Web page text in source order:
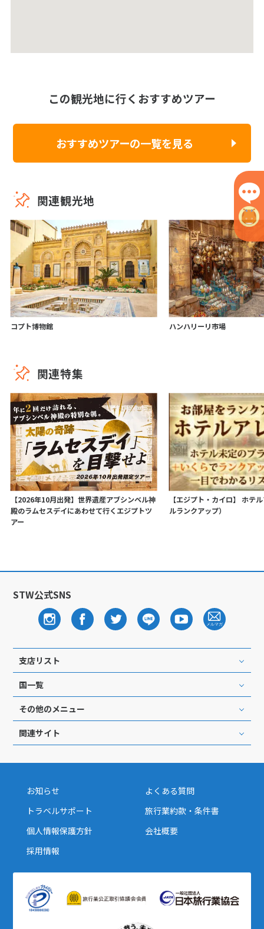
この観光地に行くおすすめツアー
おすすめツアーの一覧を見る
関連観光地
コプト博物館 ハンハリーリ市場
関連特集
【2026年10月出発】世界遺産アブシンベル神
殿のラムセスデイにあわせて行くエジプトツ
アー
【エジプト・カイロ】 ホテ
ルランクアップ）
STW公式SNS
支店リスト
国一覧
その他のメニュー
関連サイト
お知らせ
よくある質問
トラベルサポート
旅行業約款・条件書
個人情報保護方針
会社概要
採用情報